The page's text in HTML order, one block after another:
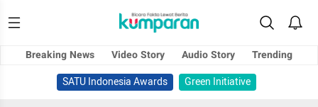
Breaking News Video Story Audio Story
Trending
SATU Indonesia Awards
Green Initiative